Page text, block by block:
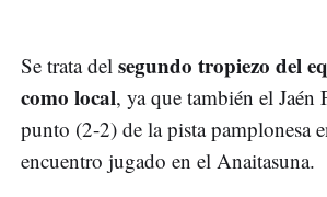
Se trata del segundo tropiezo del
como local, ya que también el Jaén
punto (2-2) de la pista pamplonesa
encuentro jugado en el Anaitasuna.